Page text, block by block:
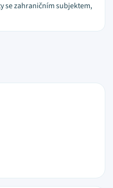
se zahraničním subjektem,